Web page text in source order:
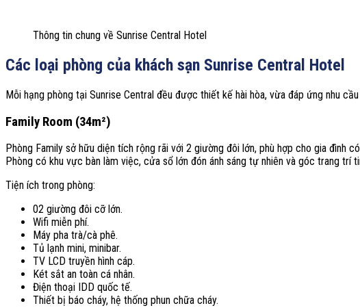
Thông tin chung về Sunrise Central Hotel
Các loại phòng của khách sạn Sunrise Central Hotel
Mỗi hạng phòng tại Sunrise Central đều được thiết kế hài hòa, vừa đáp ứng nhu
Family Room (34m²)
Phòng Family sở hữu diện tích rộng rãi với 2 giường đôi lớn, phù hợp cho gia
Phòng có khu vực bàn làm việc, cửa sổ lớn đón ánh sáng tự nhiên và góc trang trí
Tiện ích trong phòng:
02 giường đôi cỡ lớn.
Wifi miễn phí.
Máy pha trà/cà phê.
Tủ lạnh mini, minibar.
TV LCD truyền hình cáp.
Két sắt an toàn cá nhân.
Điện thoại IDD quốc tế.
Thiết bị báo cháy, hệ thống phun chữa cháy.